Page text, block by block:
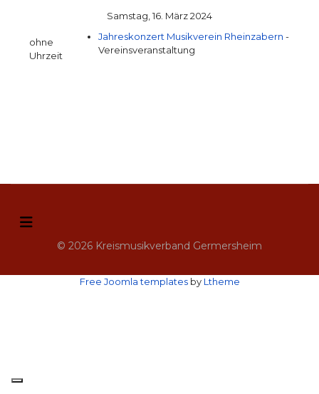
Samstag, 16. März 2024
ohne
Uhrzeit
Jahreskonzert Musikverein Rheinzabern -
Vereinsveranstaltung
© 2026 Kreismusikverband Germersheim
Free Joomla templatesby Ltheme